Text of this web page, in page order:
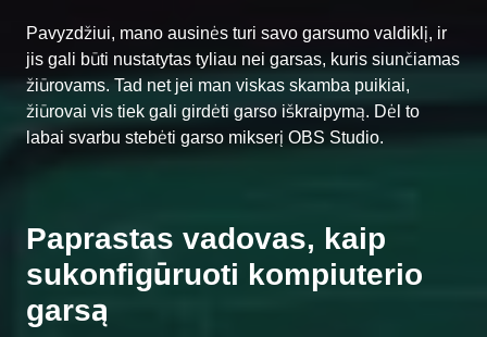
Pavyzdžiui, mano ausinės turi savo garsumo valdiklį, ir
jis gali būti nustatytas tyliau nei garsas, kuris siunčiamas
žiūrovams. Tad net jei man viskas skamba puikiai,
žiūrovai vis tiek gali girdėti garso iškraipymą. Dėl to
labai svarbu stebėti garso mikserį OBS Studio.
Paprastas vadovas, kaip
sukonfigūruoti kompiuterio
garsą